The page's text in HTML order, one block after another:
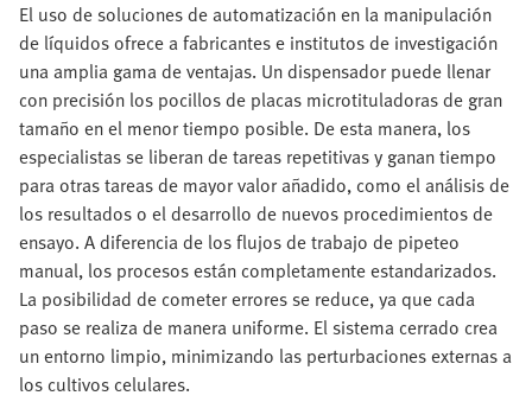
El uso de soluciones de automatización en la manipulación
de líquidos ofrece a fabricantes e institutos de investigación
una amplia gama de ventajas. Un dispensador puede llenar
con precisión los pocillos de placas microtituladoras de gran
tamaño en el menor tiempo posible. De esta manera, los
especialistas se liberan de tareas repetitivas y ganan tiempo
para otras tareas de mayor valor añadido, como el análisis de
los resultados o el desarrollo de nuevos procedimientos de
ensayo. A diferencia de los flujos de trabajo de pipeteo
manual, los procesos están completamente estandarizados.
La posibilidad de cometer errores se reduce, ya que cada
paso se realiza de manera uniforme. El sistema cerrado crea
un entorno limpio, minimizando las perturbaciones externas a
los cultivos celulares.